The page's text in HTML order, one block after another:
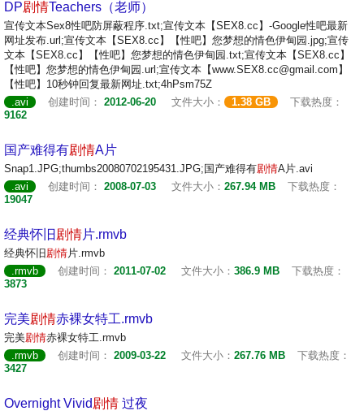
DP剧情Teachers（老师）
宣传文本Sex8性吧防屏蔽程序.txt;宣传文本【SEX8.cc】-Google性吧最新
网址发布.url;宣传文本【SEX8.cc】【性吧】您梦想的情色伊甸园.jpg;宣传
文本【SEX8.cc】【性吧】您梦想的情色伊甸园.txt;宣传文本【SEX8.cc】
【性吧】您梦想的情色伊甸园.url;宣传文本【www.SEX8.cc@gmail.com】
【性吧】10秒钟回复最新网址.txt;4hPsm75Z
.avi
创建时间： 2012-06-20 文件大小： 1.38 GB
下载热度：
9162
国产难得有剧情A片
Snap1.JPG;thumbs20080702195431.JPG;国产难得有剧情A片.avi
.avi
创建时间： 2008-07-03 文件大小： 267.94 MB
下载热度：
19047
经典怀旧 剧情片.rmvb
经典怀旧 剧情片.rmvb
.rmvb
创建时间： 2011-07-02 文件大小： 386.9 MB
下载热度：
3873
完美剧情赤裸女特工.rmvb
完美剧情赤裸女特工.rmvb
.rmvb
创建时间： 2009-03-22 文件大小： 267.76 MB
下载热度：
3427
Overnight Vivid剧情 过夜